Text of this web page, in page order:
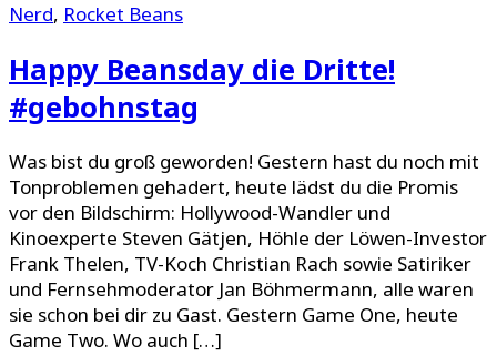
Nerd, Rocket Beans
Happy Beansday die Dritte!
#gebohnstag
Was bist du groß geworden! Gestern hast du noch mit
Tonproblemen gehadert, heute lädst du die Promis
vor den Bildschirm: Hollywood-Wandler und
Kinoexperte Steven Gätjen, Höhle der Löwen-Investor
Frank Thelen, TV-Koch Christian Rach sowie Satiriker
und Fernsehmoderator Jan Böhmermann, alle waren
sie schon bei dir zu Gast. Gestern Game One, heute
Game Two. Wo auch […]